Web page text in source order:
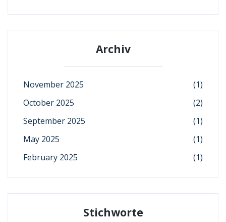
Archiv
November 2025
(1)
October 2025
(2)
September 2025
(1)
May 2025
(1)
February 2025
(1)
Stichworte